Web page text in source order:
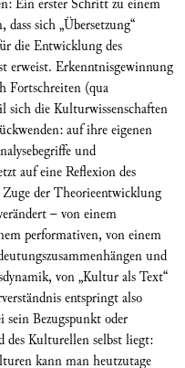
sich „Übersetzung“
die Entwicklung des
erweist. Erkenntnisgewinnung
Fortschreiten (qua
sich die Kulturwissenschaften
auf ihre eigenen
und
auf eine Reflexion des
der Theorieentwicklung
– von einem
performativen, von einem
und
von „Kultur als Text“
entspringt also
sein Bezugspunkt oder
des Kulturellen selbst liegt:
kann man heutzutage